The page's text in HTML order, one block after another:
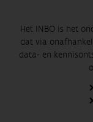
Het INBO is het
dat via
data- en